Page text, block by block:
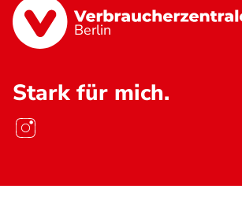
Berlin
Stark für mich.